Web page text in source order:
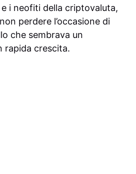
i neofiti della criptovaluta,
perdere l’occasione di
che sembrava un
rapida crescita.